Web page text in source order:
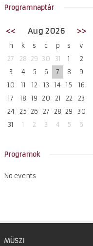
Programnaptár
<< Aug 2026 >>
h k s c p s
v
27
28 29 30 31 1
2
3
4 5 6 7 8
9
10
11 12 13 14 15
16
17
18 19 20 21 22
23
24
25 26 27 28 29
30
31
1 2 3 4 5 6
Programok
No events
MÜSZI